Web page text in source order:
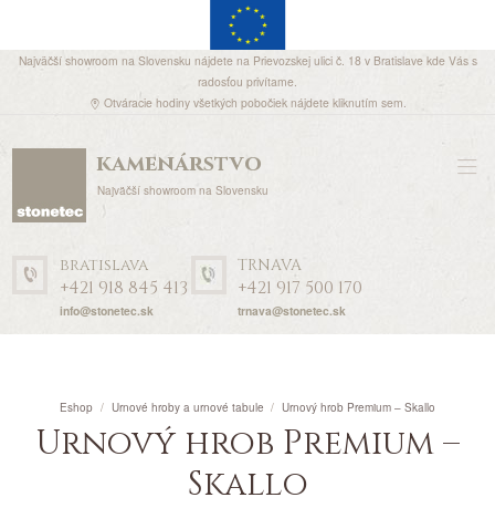
Najväčší showroom na Slovensku nájdete na Prievozskej ulici č. 18 v Bratislave kde Vás s
radosťou privítame.
Otváracie hodiny všetkých pobočiek nájdete kliknutím sem.
kamenárstvo
Najväčší showroom na Slovensku
bratislava
+421 918 845 413
info@stonetec.sk
TRNAVA
+421 917 500 170
trnava@stonetec.sk
Eshop Urnové hroby a urnové tabule Urnový hrob Premium – Skallo
Urnový hrob Premium –
Skallo